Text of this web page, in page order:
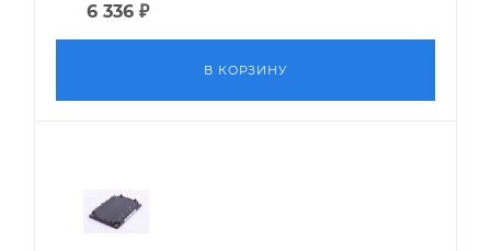
6 336 ₽
В КОРЗИНУ